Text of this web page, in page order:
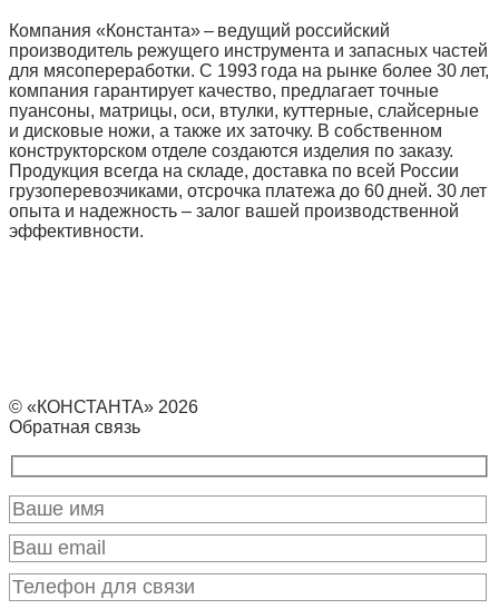
Компания «Константа» – ведущий российский
производитель режущего инструмента и запасных частей
для мясопереработки. С 1993 года на рынке более 30 лет,
компания гарантирует качество, предлагает точные
пуансоны, матрицы, оси, втулки, куттерные, слайсерные
и дисковые ножи, а также их заточку. В собственном
конструкторском отделе создаются изделия по заказу.
Продукция всегда на складе, доставка по всей России
грузоперевозчиками, отсрочка платежа до 60 дней. 30 лет
опыта и надежность – залог вашей производственной
эффективности.
© «КОНСТАНТА» 2026
Обратная связь